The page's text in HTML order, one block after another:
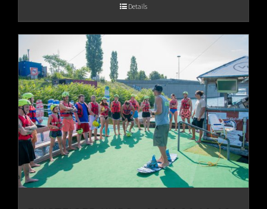
€80.00
Details